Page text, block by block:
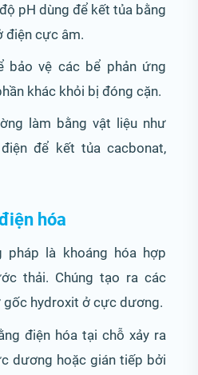
pH dùng để kết tủa bằng
điện cực âm.
bảo vệ các bể phản ứng
khác khỏi bị đóng cặn.
làm bằng vật liệu như
để kết tủa cacbonat,
hóa
pháp là khoáng hóa hợp
thải. Chúng tạo ra các
gốc hydroxit ở cực dương.
điện hóa tại chỗ xảy ra
dương hoặc gián tiếp bởi